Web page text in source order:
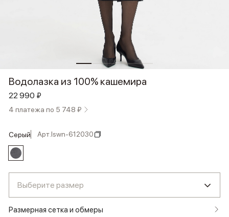
Водолазка из 100% кашемира
22 990 ₽
4 платежа по 5 748 ₽
серый Арт.lswn-612030
Выберите размер
Размерная сетка и обмеры